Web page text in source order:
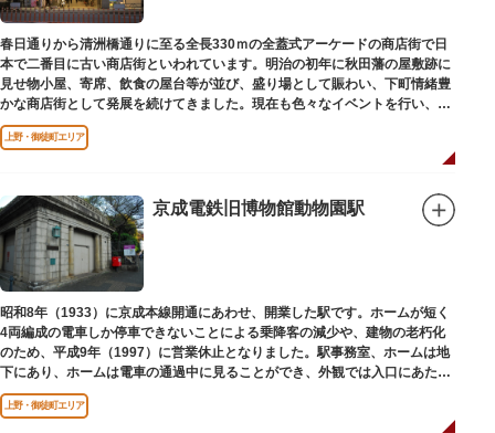
春日通りから清洲橋通りに至る全長330ｍの全蓋式アーケードの商店街で日
本で二番目に古い商店街といわれています。明治の初年に秋田藩の屋敷跡に
見せ物小屋、寄席、飲食の屋台等が並び、盛り場として賑わい、下町情緒豊
かな商店街として発展を続けてきました。現在も色々なイベントを行い、住
民から親しまれている魅力的な商店街です。
上野・御徒町エリア
京成電鉄旧博物館動物園駅
昭和8年（1933）に京成本線開通にあわせ、開業した駅です。ホームが短く
4両編成の電車しか停車できないことによる乗降客の減少や、建物の老朽化
のため、平成9年（1997）に営業休止となりました。駅事務室、ホームは地
下にあり、ホームは電車の通過中に見ることができ、外観では入口にあたる
建物を見ることができます。
上野・御徒町エリア